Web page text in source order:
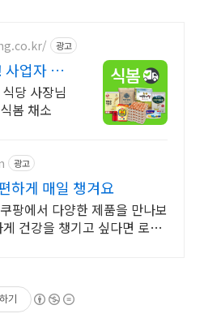
광고
사업자 전
당 사장님
봄 채소
광고
하게 매일 챙겨요
팡에서 다양한 제품을 만나보
건강을 챙기고 싶다면 로켓
기